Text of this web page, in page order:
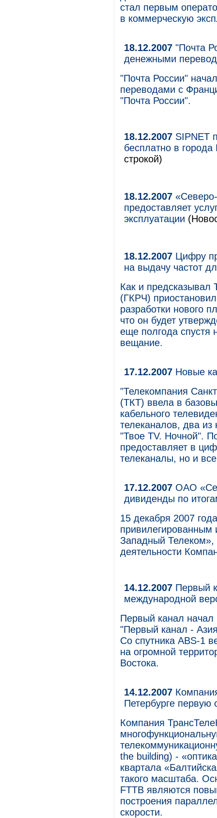
стал первым
в коммерческую
18.12.2007 "Почта
денежными
"Почта России"
переводами с
"Почта России".
18.12.2007 SIPNET
бесплатно в
строкой)
18.12.2007
предоставляет
эксплуатации
18.12.2007 Цифру
на выдачу частот
Как и предсказывал
(ГКРЧ)
разработки нового
что он будет
еще полгода спустя
вещание.
17.12.2007 Новые
"Телекомпания
(ТКТ) ввела в
кабельного
телеканалов, два из
"Твое TV. Ночной".
предоставляет в
телеканалы, но и
17.12.2007 ОАО
дивиденды по
15 декабря 2007
Западный Телеком»,
деятельности
14.12.2007 Первый
международной
Первый канал
"Первый канал -
Со спутника ABS-1
на огромной
Востока.
14.12.2007
Петербурге первую
Компания
the building) -
квартала
такого масштаба.
FTTB являются
построения
скорости.